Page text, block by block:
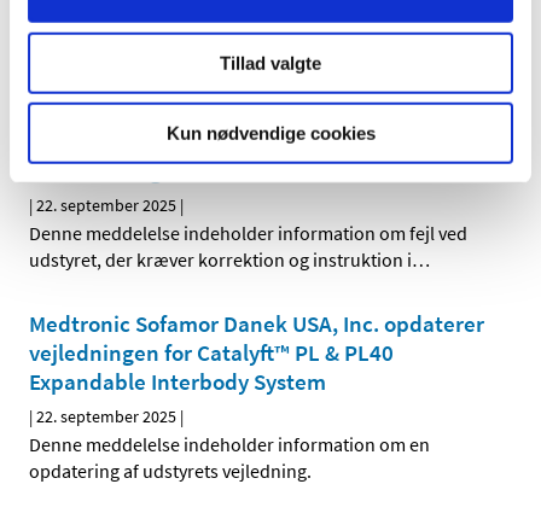
Tillad valgte
Kun nødvendige cookies
Denne meddelelse indeholder information om fejl ved
ICU Medical Inc meddeler en fejl ved HOTLINE
HL-90 Blod- og væskevarmer, der kræver
korrektion og instruktion i anvendelse
| 22. september 2025 |
Denne meddelelse indeholder information om fejl ved
udstyret, der kræver korrektion og instruktion i…
Medtronic Sofamor Danek USA, Inc. opdaterer
vejledningen for Catalyft™ PL & PL40
Expandable Interbody System
|22. september 2025 |
Denne meddelelse indeholder information om en
opdatering af udstyrets vejledning.